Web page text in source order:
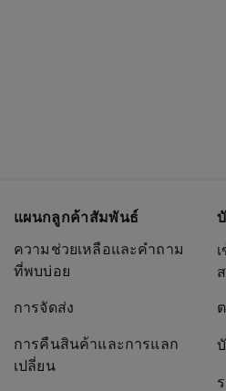
แผนกลูกค้าสัมพันธ์
ความช่วยเหลือและคำถาม
ที่พบบ่อย
การจัดส่ง
การคืนสินค้าและการแลก
เปลี่ยน